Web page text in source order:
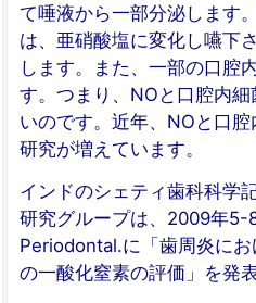
て唾液から一部分泌します
は、亜硝酸塩に変化し嚥下
します。また、一部の口腔
す。つまり、NOと口腔内
いのです。近年、NOと口
研究が増えています。
インドのシェティ歯科科学
研究グループは、2009年5-
Periodontal.に「歯周炎に
の一酸化窒素の評価」を発